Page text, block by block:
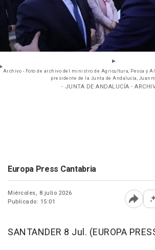
Archivo - Foto de archivo del ministro de Agricultura, Pesca y
presidente de la Junta de Andalucía,
- JUNTA DE ANDALUCÍA -
Europa Press Cantabria
Miércoles, 8 julio 2026
Publicado: 15:01
Abrir
SANTANDER 8 Jul. (EUROPA